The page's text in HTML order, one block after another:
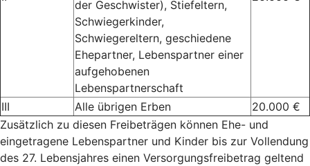
der Geschwister), Stiefeltern,
Schwiegerkinder,
Schwiegereltern, geschiedene
Ehepartner, Lebenspartner einer
aufgehobenen
Lebenspartnerschaft
III Alle übrigen Erben
20.000 €
Zusätzlich zu diesen Freibeträgen können Ehe- und
eingetragene Lebenspartner und Kinder bis zur Vollendung
des 27. Lebensjahres einen Versorgungsfreibetrag geltend